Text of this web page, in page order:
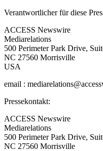
Verantwortlicher für diese
ACCESS Newswire
Mediarelations
500 Perimeter Park Drive,
NC 27560 Morrisville
USA
email :
Pressekontakt:
ACCESS Newswire
Mediarelations
500 Perimeter Park Drive,
NC 27560 Morrisville